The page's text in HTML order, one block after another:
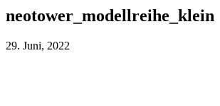
neotower_modellreihe_klein
29. Juni, 2022